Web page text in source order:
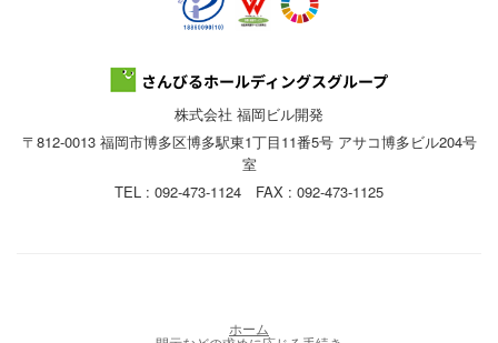
株式会社 福岡ビル開発
〒812-0013 福岡市博多区博多駅東1丁目11番5号 アサコ博多ビル204号
室
TEL : 092-473-1124 FAX : 092-473-1125
ホーム